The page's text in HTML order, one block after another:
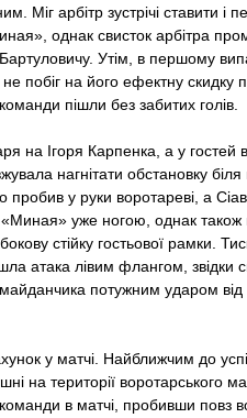
арбітр зустрічі ставити і
однак свисток арбітра
Утім, в першому
побіг на його ефектну скидку
пішли без забитих голів.
на Ігоря Карпенка, а у гостей
нагнітати обстановку біля
пробив у руки воротареві, а
уже ногою, однак також
стійку гостьової рамки.
атака лівим флангом, звідки
потужним ударом
у матчі. Найближчим до
на території воротарського
в матчі, пробивши повз